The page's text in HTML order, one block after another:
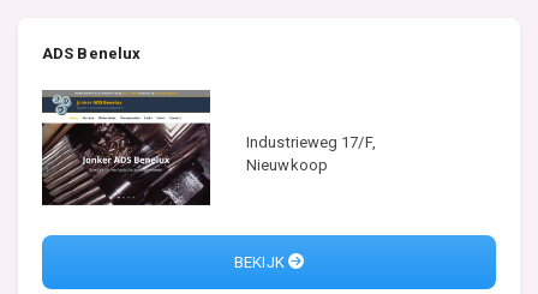
ADS Benelux
Industrieweg 17/F,
Nieuwkoop
BEKIJK